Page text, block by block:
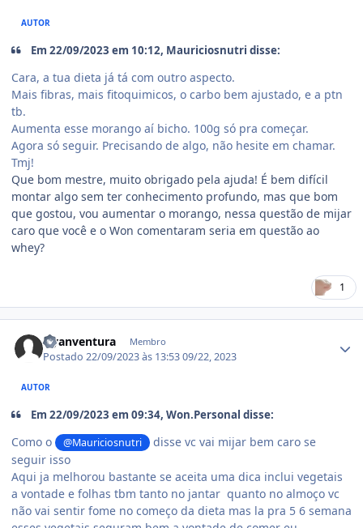
AUTOR
Em 22/09/2023 em 10:12, Mauriciosnutri disse:
Cara, a tua dieta já tá com outro aspecto.
Mais fibras, mais fitoquimicos, o carbo bem ajustado, e a ptn
tb.
Aumenta esse morango aí bicho. 100g só pra começar.
Agora só seguir. Precisando de algo, não hesite em chamar.
Tmj!
Que bom mestre, muito obrigado pela ajuda! É bem difícil
montar algo sem ter conhecimento profundo, mas que bom
que gostou, vou aumentar o morango, nessa questão de mijar
caro que você e o Won comentaram seria em questão ao
whey?
1
Hyanventura Membro
Postado22/09/2023 às 13:5309/22, 2023
AUTOR
Em 22/09/2023 em 09:34, Won.Personal disse:
Como o @Mauriciosnutri
disse vc vai mijar bem caro se
seguir isso
Aqui ja melhorou bastante se aceita uma dica inclui vegetais
a vontade e folhas tbm tanto no jantar quanto no almoço vc
não vai sentir fome no começo da dieta mas la pra 5 6 semana